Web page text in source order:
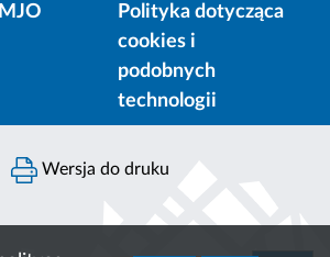
Polityka dotycząca
cookies i
podobnych
technologii
Wersja do druku